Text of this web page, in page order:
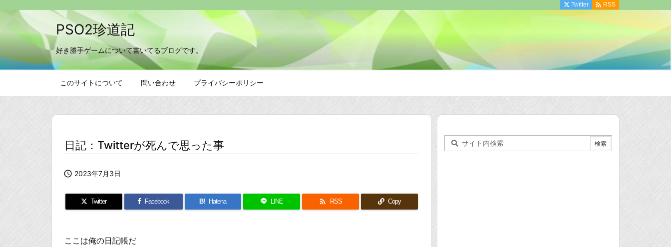
PSO2珍道記
好き勝手ゲームについて書いてるブログです。
このサイトについて 問い合わせ プライバシーポリシー
Twitter  RSS
日記：Twitterが死んで思った事
 2023年7月3日
Twitter Facebook B! Hatena LINE  RSS Copy
ここは俺の日記帳だ